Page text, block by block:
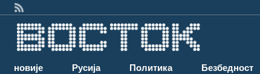
Најновије Русија Политика Безбедност